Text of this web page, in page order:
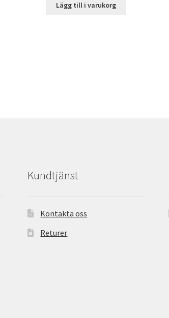
Lägg till i varukorg
Kundtjänst
Kontakta oss
Returer